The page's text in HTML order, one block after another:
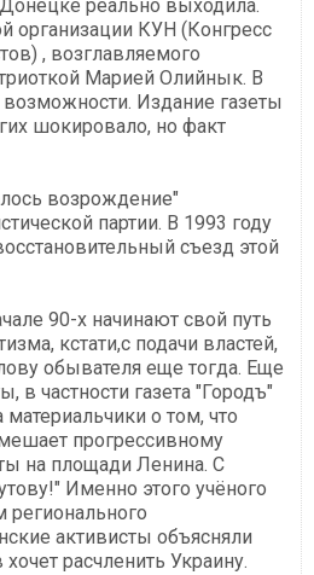
Донецке реально выходила.
организации КУН (Конгресс
, возглавляемого
Марией Олийнык. В
Издание газеты
шокировало, но факт
возрождение"
партии. В 1993 году
съезд этой
90-х начинают свой путь
кстати,с подачи властей,
обывателя еще тогда. Еще
в частности газета "Городъ"
о том, что
прогрессивному
на площади Ленина. С
Именно этого учёного
регионального
активисты объясняли
расчленить Украину.